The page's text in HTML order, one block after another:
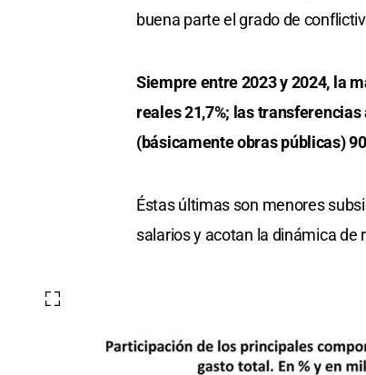
buena parte el grado de
Siempre entre 2023 y 2024, la
reales 21,7%; las
(básicamente obras públicas)
Éstas últimas son menores
salarios y acotan la dinámica